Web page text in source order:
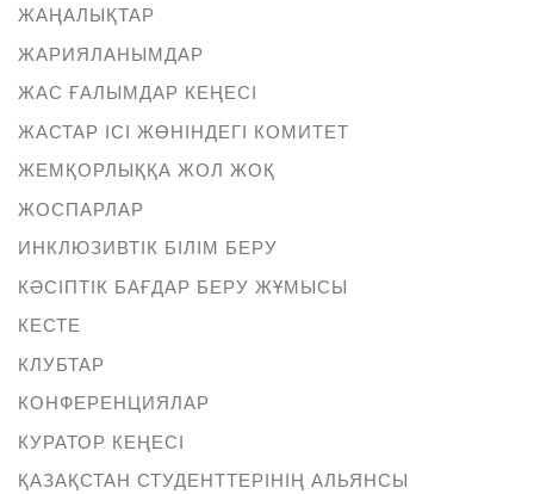
ЖАҢАЛЫҚТАР
ЖАРИЯЛАНЫМДАР
ЖАС ҒАЛЫМДАР КЕҢЕСІ
ЖАСТАР ІСІ ЖӨНІНДЕГІ КОМИТЕТ
ЖЕМҚОРЛЫҚҚА ЖОЛ ЖОҚ
ЖОСПАРЛАР
ИНКЛЮЗИВТІК БІЛІМ БЕРУ
КӘСІПТІК БАҒДАР БЕРУ ЖҰМЫСЫ
КЕСТЕ
КЛУБТАР
КОНФЕРЕНЦИЯЛАР
КУРАТОР КЕҢЕСІ
ҚАЗАҚСТАН СТУДЕНТТЕРІНІҢ АЛЬЯНСЫ